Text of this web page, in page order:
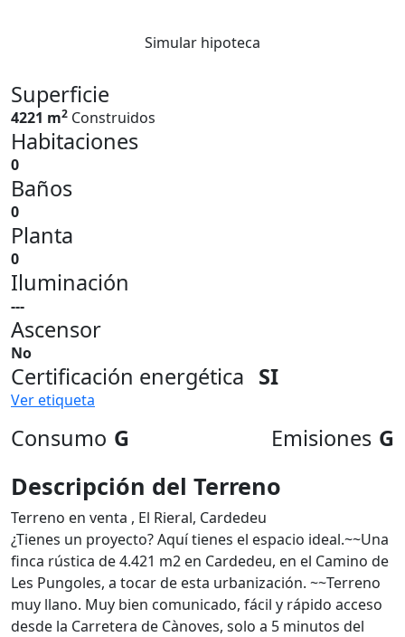
Simular hipoteca
Superficie
4221 m2 Construidos
Habitaciones
0
Baños
0
Planta
0
Iluminación
---
Ascensor
No
Certificación energética SI
Ver etiqueta
Consumo G Emisiones G
Descripción del Terreno
Terreno en venta , El Rieral, Cardedeu
¿Tienes un proyecto? Aquí tienes el espacio ideal.~~Una
finca rústica de 4.421 m2 en Cardedeu, en el Camino de
Les Pungoles, a tocar de esta urbanización. ~~Terreno
muy llano. Muy bien comunicado, fácil y rápido acceso
desde la Carretera de Cànoves, solo a 5 minutos del